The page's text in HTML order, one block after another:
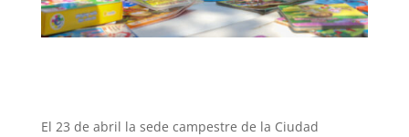
El 23 de abril la sede campestre de la Ciudad